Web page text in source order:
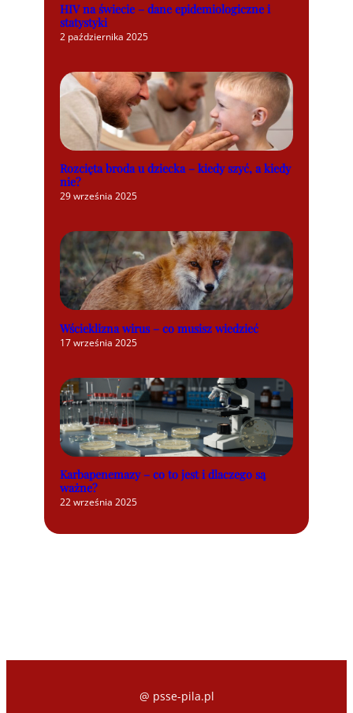
HIV na świecie – dane epidemiologiczne i
statystyki
2 października 2025
Rozcięta broda u dziecka – kiedy szyć, a kiedy
nie?
29 września 2025
Wścieklizna wirus – co musisz wiedzieć
17 września 2025
Karbapenemazy – co to jest i dlaczego są
ważne?
22 września 2025
@ psse-pila.pl